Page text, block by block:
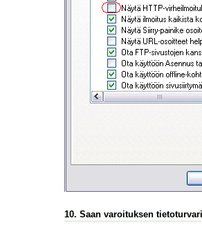
10. Saan varoituksen